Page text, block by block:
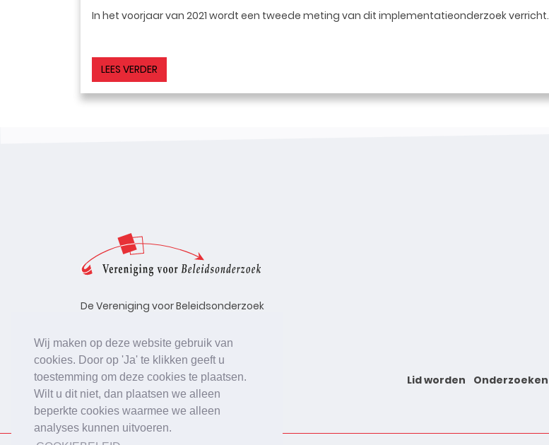
Wij maken op deze website gebruik van
cookies. Door op 'Ja' te klikken geeft u
toestemming om deze cookies te plaatsen.
Wilt u dit niet, dan plaatsen we alleen
beperkte cookies waarmee we alleen
analyses kunnen uitvoeren.
In het voorjaar van 2021 wordt een tweede meting van dit implementatieonderzoek verricht.
LEES VERDER
De Vereniging voor Beleidsonderzoek
bevorderen van beleidsonderzoek,
uitgevoerd in opdracht van
beleidsinstanties, uitvoerende
organisaties en bedrijfsleven.
Lid worden Onderzoeken